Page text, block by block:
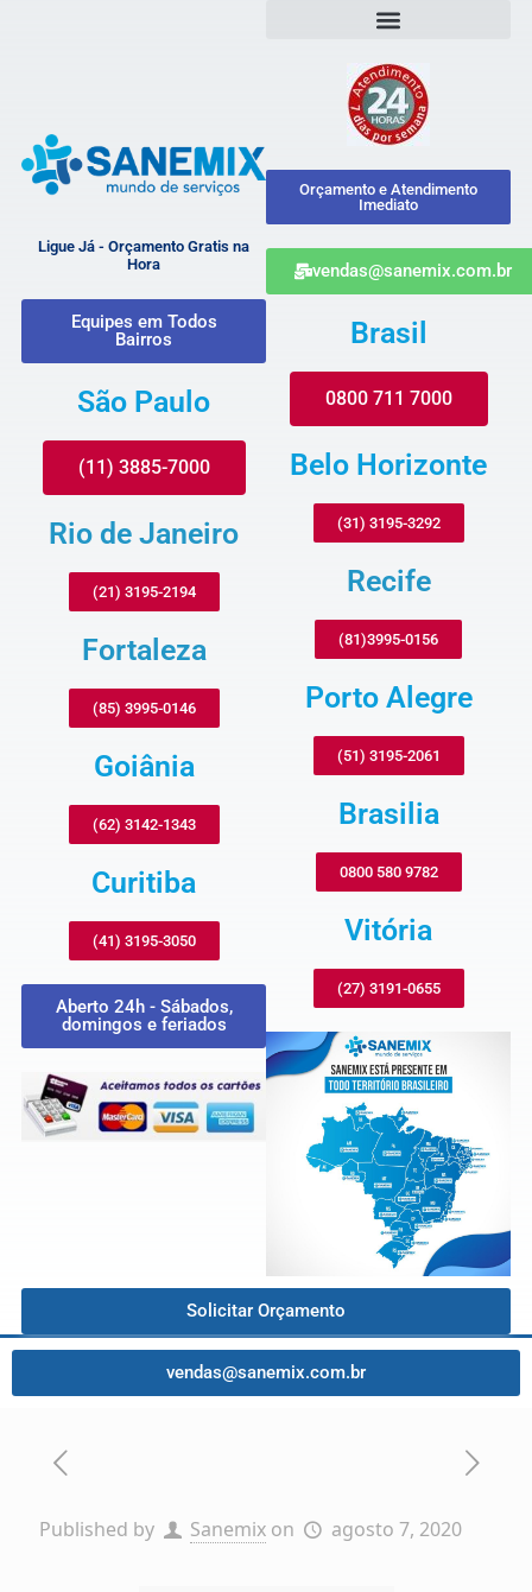
Ligue Já - Orçamento Gratis na
Hora
Equipes em Todos
Bairros
São Paulo
(11) 3885-7000
Rio de Janeiro
(21) 3195-2194
Fortaleza
(85) 3995-0146
Goiânia
(62) 3142-1343
Curitiba
(41) 3195-3050
Aberto 24h - Sábados,
domingos e feriados
Orçamento e Atendimento
Imediato
vendas@sanemix.com.br
Brasil
0800 711 7000
Belo Horizonte
(31) 3195-3292
Recife
(81)3995-0156
Porto Alegre
(51) 3195-2061
Brasilia
0800 580 9782
Vitória
(27) 3191-0655
Solicitar Orçamento
vendas@sanemix.com.br
Published by Sanemix on agosto 7, 2020